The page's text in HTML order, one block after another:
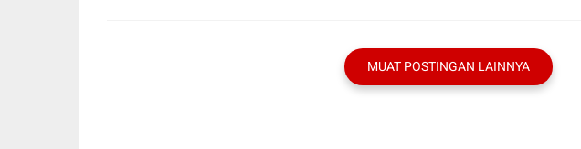
MUAT POSTINGAN LAINNYA